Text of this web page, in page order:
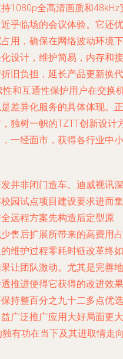
1080p全高清画质和48kHz
乎临场的会议体验。它还优
用，确保在网络波动环境下
设计，维护简易，内存和接
旧负担，延长产品更新换代
和互通性保护用户在交换
差异化服务的具体体现。正
独树一帜的TZTT创新设计
一经面市，获得各行业中小
并非闭门造车。迪威视讯深
园试点项目建设要求进而集
远程方案先构造后定型原
售后扩展所带来的高费用占
维护过程零耗时链改革终如
让团队激动。尤其是完善地
推进使得它获得的改进效果
持整百分之九十二多点优选
广泛推广应用大好局面更大
有功在当下及其进取情走